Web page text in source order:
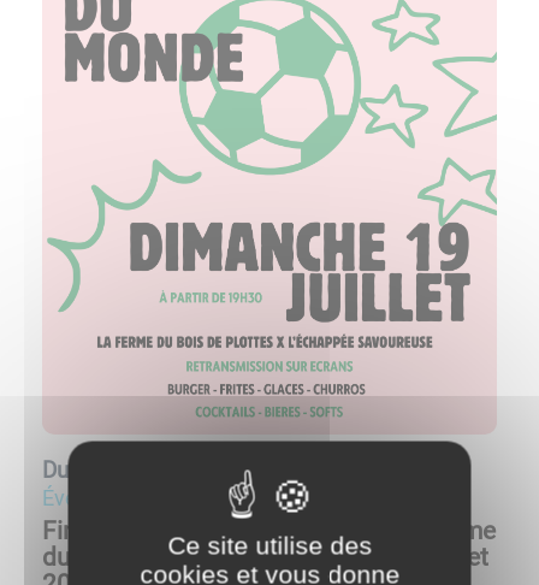
Du 19/07/26 à 19:30
événement
Finale de la Coupe du Monde à La Ferme
du Bois de Plottes – Dimanche 19 juillet
Ce site utilise des
cookies et vous donne